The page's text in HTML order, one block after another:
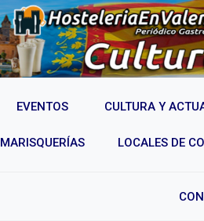
EVENTOS CULTURA Y
MARISQUERÍAS LOCALES DE